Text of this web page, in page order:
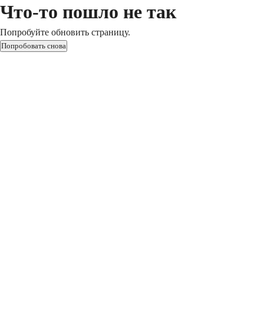
Что-то пошло не так
Попробуйте обновить страницу.
Попробовать снова